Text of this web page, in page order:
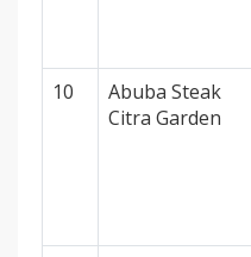
10
Abuba Steak
Citra Garden